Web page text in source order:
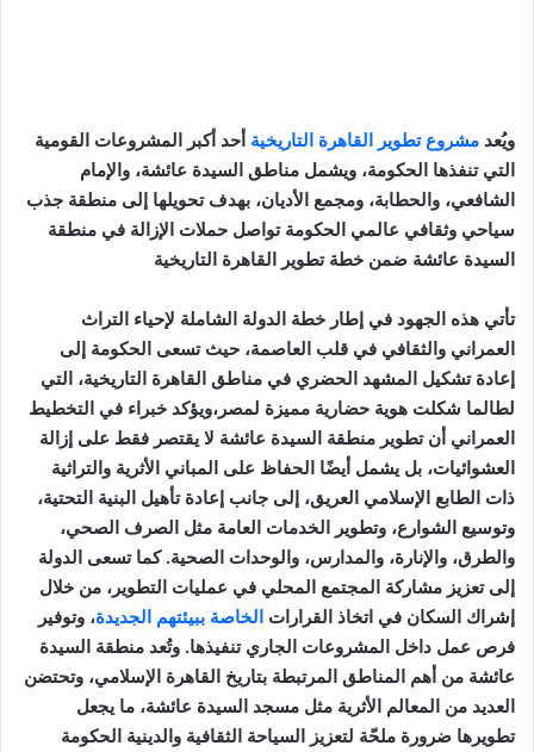
ويُعد مشروع تطوير القاهرة التاريخية أحد أكبر المشروعات القومية
التي تنفذها الحكومة، ويشمل مناطق السيدة عائشة، والإمام
الشافعي، والحطابة، ومجمع الأديان، بهدف تحويلها إلى منطقة جذب
سياحي وثقافي عالمي الحكومة تواصل حملات الإزالة في منطقة
السيدة عائشة ضمن خطة تطوير القاهرة التاريخية
تأتي هذه الجهود في إطار خطة الدولة الشاملة لإحياء التراث
العمراني والثقافي في قلب العاصمة، حيث تسعى الحكومة إلى
إعادة تشكيل المشهد الحضري في مناطق القاهرة التاريخية، التي
لطالما شكلت هوية حضارية مميزة لمصر،ويؤكد خبراء في التخطيط
العمراني أن تطوير منطقة السيدة عائشة لا يقتصر فقط على إزالة
العشوائيات، بل يشمل أيضًا الحفاظ على المباني الأثرية والتراثية
ذات الطابع الإسلامي العريق، إلى جانب إعادة تأهيل البنية التحتية،
وتوسيع الشوارع، وتطوير الخدمات العامة مثل الصرف الصحي،
والطرق، والإنارة، والمدارس، والوحدات الصحية. كما تسعى الدولة
إلى تعزيز مشاركة المجتمع المحلي في عمليات التطوير، من خلال
إشراك السكان في اتخاذ القرارات الخاصة ببيئتهم الجديدة، وتوفير
فرص عمل داخل المشروعات الجاري تنفيذها. وتُعد منطقة السيدة
عائشة من أهم المناطق المرتبطة بتاريخ القاهرة الإسلامي، وتحتضن
العديد من المعالم الأثرية مثل مسجد السيدة عائشة، ما يجعل
تطويرها ضرورة ملحّة لتعزيز السياحة الثقافية والدينية الحكومة